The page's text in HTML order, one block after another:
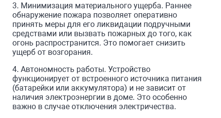
3. Минимизация материального ущерба. Раннее
обнаружение пожара позволяет оперативно
принять меры для его ликвидации подручными
средствами или вызвать пожарных до того, как
огонь распространится. Это помогает снизить
ущерб от возгорания.
4. Автономность работы. Устройство
функционирует от встроенного источника питания
(батарейки или аккумулятора) и не зависит от
наличия электроэнергии в доме. Это особенно
важно в случае отключения электричества.